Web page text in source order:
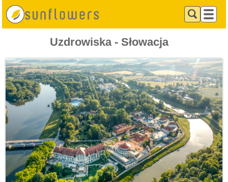
Uzdrowiska - Słowacja